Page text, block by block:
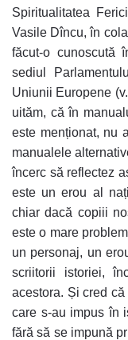
Spiritualitatea
Vasile Dîncu, în
făcut-o cunoscută
sediul
Uniunii Europene (v.
uităm, că în
este menționat, nu
manualele
încerc să reflectez
este un erou al
chiar dacă copiii
este o mare
un personaj, un
scriitorii istoriei,
acestora. Și cred
care s-au impus în
fără să se impună